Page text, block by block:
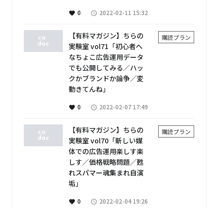
favorite 0 access_time 2022-02-11 15:32
【有料マガジン】ちらの
実験室 vol71「初心者へ
なちょこ広告運用データ
でも公開してみる／ハッ
クかブランドか論争／変
動きてんね」
購読プラン
favorite 0 access_time 2022-02-07 17:49
【有料マガジン】ちらの
実験室 vol70「新しい媒
体での広告運用楽しす楽
しす／価格戦略問題／甦
れスパマー魂集まれ自演
垢」
購読プラン
favorite 0 access_time 2022-02-04 19:26